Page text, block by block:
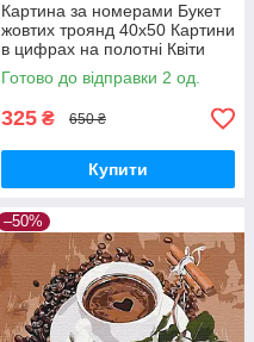
Картина за номерами Букет
жовтих троянд 40х50 Картини
в цифрах на полотні Квіти
Малюнки по номерах квітів
Brushme BS51981
Готово до відправки 2 од.
325 ₴ 650 ₴
Купити
–50%